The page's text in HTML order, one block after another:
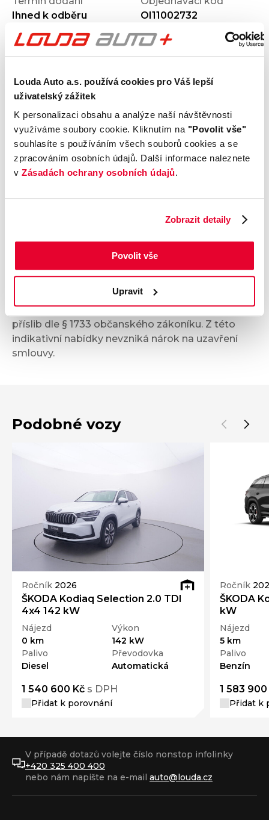
Louda Auto a.s. používá cookies pro Váš lepší
uživatelský zážitek
K personalizaci obsahu a analýze naší návštěvnosti
využíváme soubory cookie. Kliknutím na "Povolit vše"
souhlasíte s používáním všech souborů cookies a se
zpracováním osobních údajů. Další informace naleznete
v Zásadách ochrany osobních údajů.
Zobrazit detaily
Povolit vše
Upravit
Ihned k odběru
OI11002732
Výbava
Vnější vzhled a výbava
Komfort
Multimédia
Bezpečnost a technika
Údaje obsažené v této kartě vozu mají
informativní charakter. Tato indikativní nabídka
není nabídkou ve smyslu § 1731 nebo § 1732
občanského zákoníku, ani se nejedná o veřejný
příslib dle § 1733 občanského zákoníku. Z této
indikativní nabídky nevzniká nárok na uzavření
smlouvy.
Podobné vozy
Ročník 2026
ŠKODA Kodiaq Selection 2.0 TDI
4x4 142 kW
Nájezd
0 km
Výkon
142 kW
Palivo
Diesel
Převodovka
Automatická
1 540 600 Kč s DPH
Přidat k porovnání
Ročník
ŠKODA
kW
Nájezd
5 km
Palivo
Benzín
1 583 900
Přidat k
V případě dotazů volejte číslo nonstop infolinky
+420 325 400 400
nebo nám napište na e-mail auto@louda.cz